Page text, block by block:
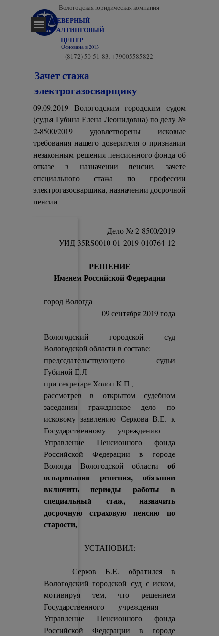
Перейти к контенту
СЕВЕРНЫЙ
КОНСАЛТИНГОВЫЙ
ЦЕНТР
Вологодская юридическая компания
(8172) 50-51-83, +79005585822
Основана в 2013
Пропустить меню
Зачет стажа
электрогазосварщику
09.09.2019 Вологодским городским судом
(судья Губина Елена Леонидовна) по делу №
2-8500/2019 удовлетворены исковые
требования нашего доверителя о признании
незаконным решения пенсионного фонда об
отказе в назначении пенсии, зачете
специального стажа по профессии
электрогазосварщика, назначении досрочной
пенсии.
Дело № 2-8500/2019
УИД 35RS0010-01-2019-010764-12
РЕШЕНИЕ
Именем Российской Федерации
город Вологда
09 сентября 2019 года
Вологодский городской суд
Вологодской области в составе:
председательствующего судьи
Губиной Е.Л.
при секретаре Холоп К.П.,
рассмотрев в открытом судебном
заседании гражданское дело по
исковому заявлению Серкова В.Е. к
Государственному учреждению -
Управление Пенсионного фонда
Российской Федерации в городе
Вологда Вологодской области об
оспаривании решения, обязании
включить периоды работы в
специальный стаж, назначить
досрочную страховую пенсию по
старости,
УСТАНОВИЛ:
Серков В.Е. обратился в
Вологодский городской суд с иском,
мотивируя тем, что решением
Государственного учреждения -
Управление Пенсионного фонда
Российской Федерации в городе